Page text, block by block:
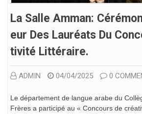
La Salle Amman:
Eur Des Lauréats Du
Tivité Littéraire.
ADMIN 04/04/2025 0
Le département de langue arabe du
Frères a participé au « Concours de